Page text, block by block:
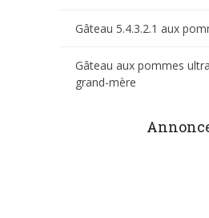
Gâteau 5.4.3.2.1 aux
Gâteau aux pommes
grand-mère